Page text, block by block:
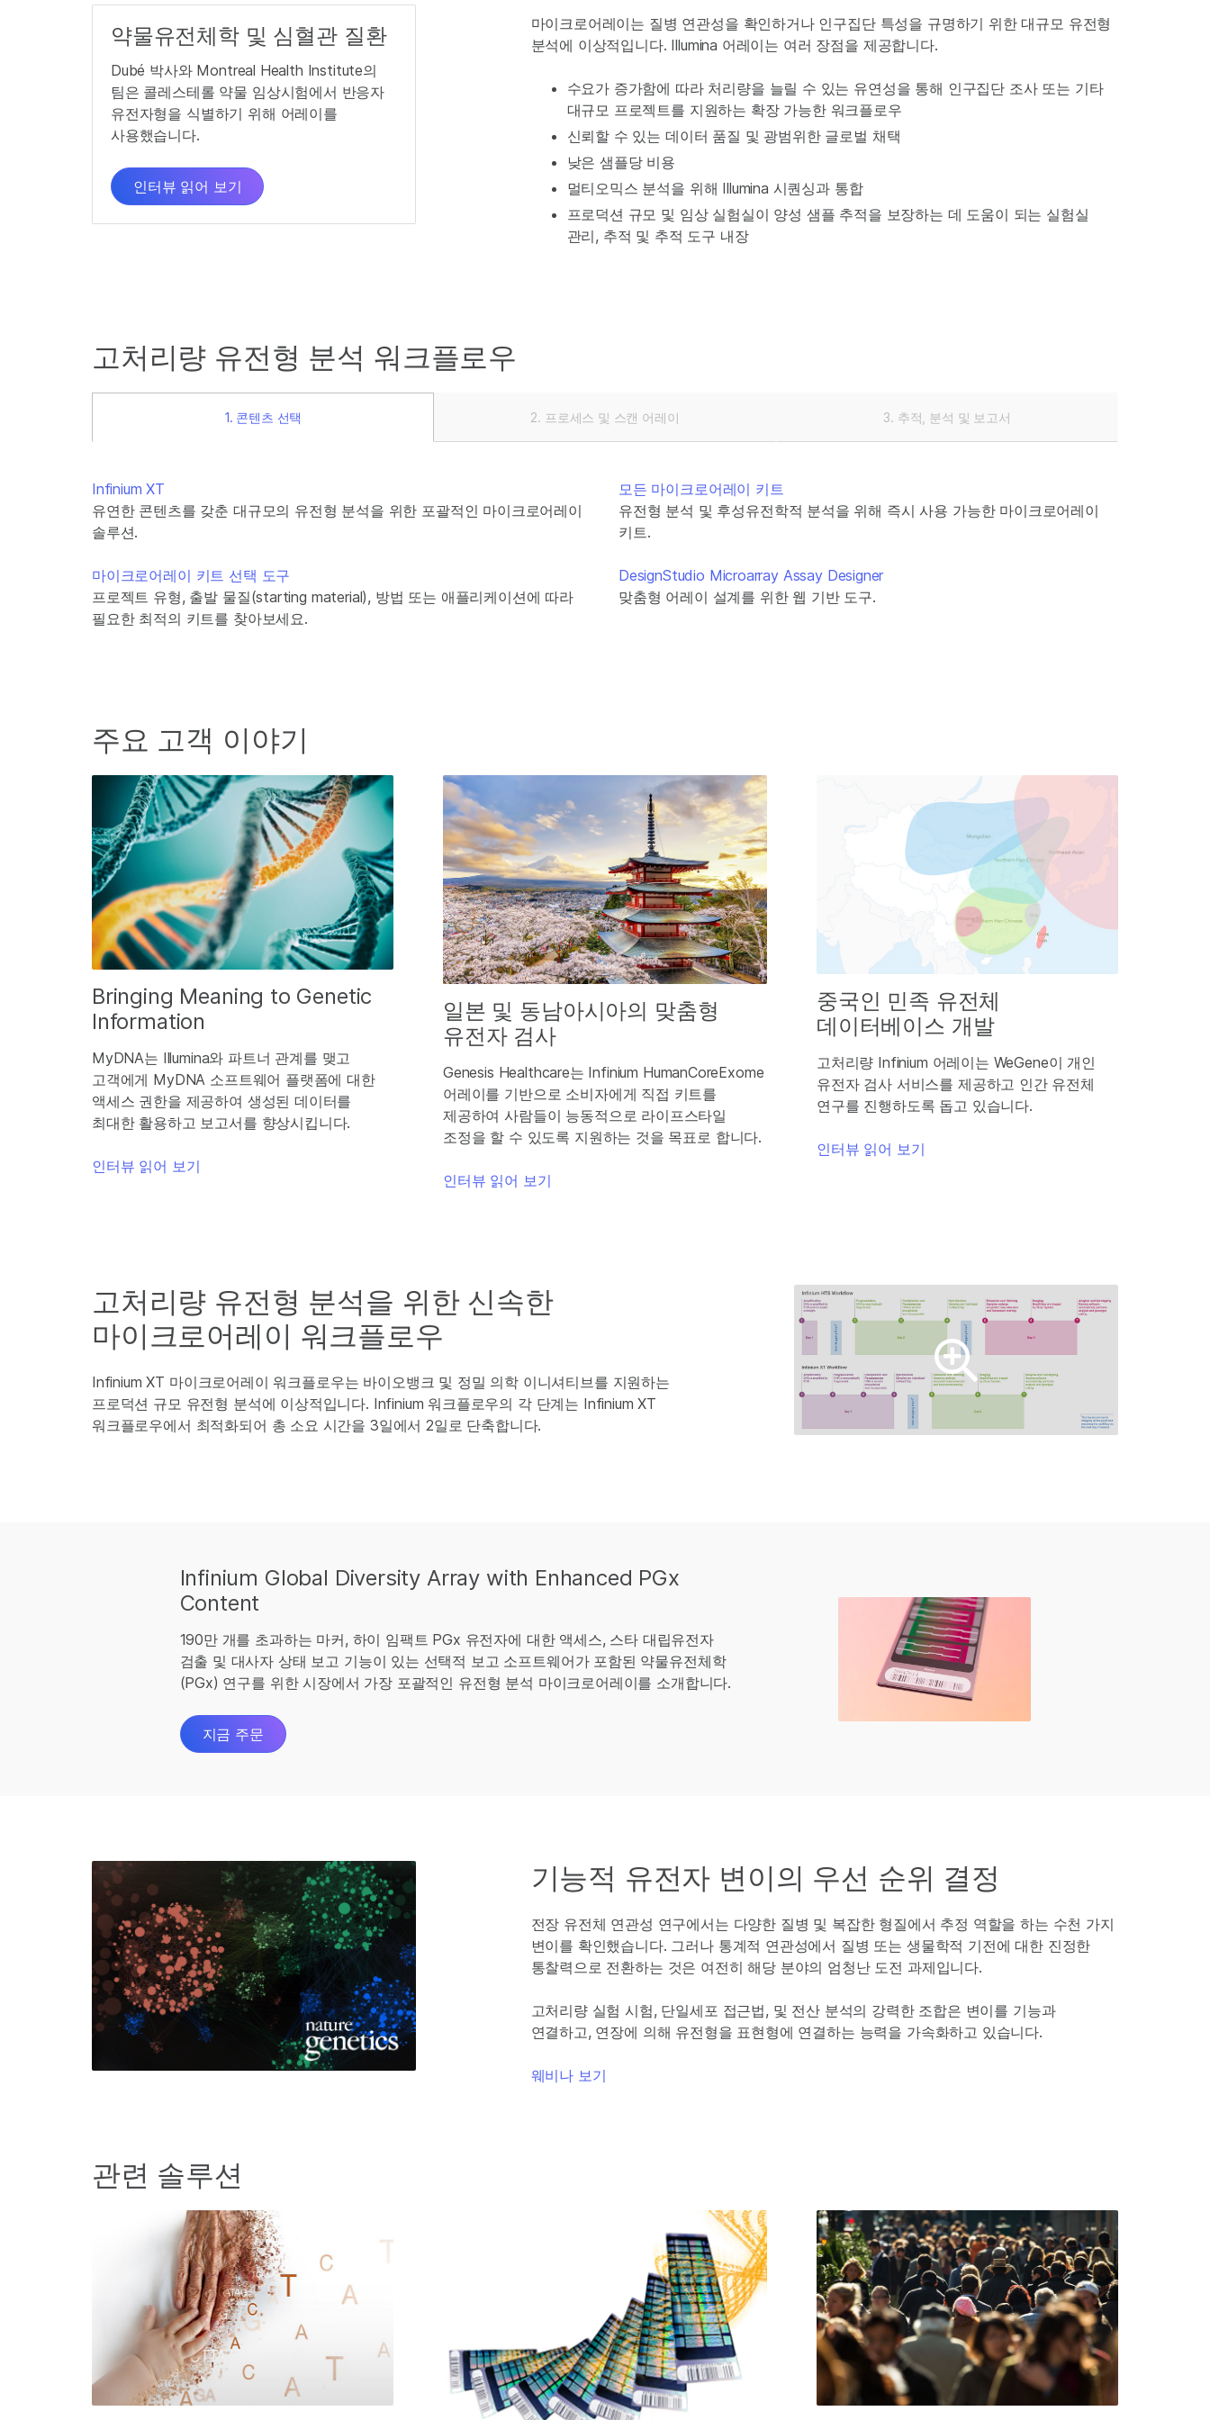
마이크로어레이는 질병 연관성을 확인하거나 인구집단 특성을 규명하기 위한 대규모 유전형
분석에 이상적입니다. Illumina 어레이는 여러 장점을 제공합니다.
수요가 증가함에 따라 처리량을 늘릴 수 있는 유연성을 통해 인구집단 조사 또는 기타
대규모 프로젝트를 지원하는 확장 가능한 워크플로우
신뢰할 수 있는 데이터 품질 및 광범위한 글로벌 채택
낮은 샘플당 비용
멀티오믹스 분석을 위해 Illumina 시퀀싱과 통합
프로덕션 규모 및 임상 실험실이 양성 샘플 추적을 보장하는 데 도움이 되는 실험실
관리, 추적 및 추적 도구 내장
약물유전체학 및 심혈관 질환
Dubé 박사와 Montreal Health Institute의
팀은 콜레스테롤 약물 임상시험에서 반응자
유전자형을 식별하기 위해 어레이를
사용했습니다.
인터뷰 읽어 보기
고처리량 유전형 분석 워크플로우
콘텐츠 선택 프로세스 및 스캔 어레이 추적, 분석 및 보고서
Infinium XT
유연한 콘텐츠를 갖춘 대규모의 유전형 분석을 위한 포괄적인 마이크로어레이
솔루션.
마이크로어레이 키트 선택 도구
프로젝트 유형, 출발 물질(starting material), 방법 또는 애플리케이션에 따라
필요한 최적의 키트를 찾아보세요.
모든 마이크로어레이 키트
유전형 분석 및 후성유전학적 분석을 위해 즉시 사용 가능한 마이크로어레이
키트.
DesignStudio Microarray Assay Designer
맞춤형 어레이 설계를 위한 웹 기반 도구.
주요 고객 이야기
Bringing Meaning to Genetic
Information
MyDNA는 Illumina와 파트너 관계를 맺고
고객에게 MyDNA 소프트웨어 플랫폼에 대한
액세스 권한을 제공하여 생성된 데이터를
최대한 활용하고 보고서를 향상시킵니다.
인터뷰 읽어 보기
일본 및 동남아시아의 맞춤형
유전자 검사
Genesis Healthcare는 Infinium HumanCoreExome
어레이를 기반으로 소비자에게 직접 키트를
제공하여 사람들이 능동적으로 라이프스타일
조정을 할 수 있도록 지원하는 것을 목표로 합니다.
인터뷰 읽어 보기
중국인 민족 유전체
데이터베이스 개발
고처리량 Infinium 어레이는 WeGene이 개인
유전자 검사 서비스를 제공하고 인간 유전체
연구를 진행하도록 돕고 있습니다.
인터뷰 읽어 보기
고처리량 유전형 분석을 위한 신속한
마이크로어레이 워크플로우
Infinium XT 마이크로어레이 워크플로우는 바이오뱅크 및 정밀 의학 이니셔티브를 지원하는
프로덕션 규모 유전형 분석에 이상적입니다. Infinium 워크플로우의 각 단계는 Infinium XT
워크플로우에서 최적화되어 총 소요 시간을 3일에서 2일로 단축합니다.
Infinium Global Diversity Array with Enhanced PGx
Content
190만 개를 초과하는 마커, 하이 임팩트 PGx 유전자에 대한 액세스, 스타 대립유전자
검출 및 대사자 상태 보고 기능이 있는 선택적 보고 소프트웨어가 포함된 약물유전체학
(PGx) 연구를 위한 시장에서 가장 포괄적인 유전형 분석 마이크로어레이를 소개합니다.
지금 주문
기능적 유전자 변이의 우선 순위 결정
전장 유전체 연관성 연구에서는 다양한 질병 및 복잡한 형질에서 추정 역할을 하는 수천 가지
변이를 확인했습니다. 그러나 통계적 연관성에서 질병 또는 생물학적 기전에 대한 진정한
통찰력으로 전환하는 것은 여전히 해당 분야의 엄청난 도전 과제입니다.
고처리량 실험 시험, 단일세포 접근법, 및 전산 분석의 강력한 조합은 변이를 기능과
연결하고, 연장에 의해 유전형을 표현형에 연결하는 능력을 가속화하고 있습니다.
웨비나 보기
관련 솔루션